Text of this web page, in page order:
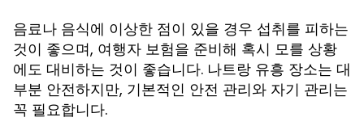
음료나 음식에 이상한 점이 있을 경우 섭취를 피하는
것이 좋으며, 여행자 보험을 준비해 혹시 모를 상황
에도 대비하는 것이 좋습니다. 나트랑 유흥 장소는 대
부분 안전하지만, 기본적인 안전 관리와 자기 관리는
꼭 필요합니다.